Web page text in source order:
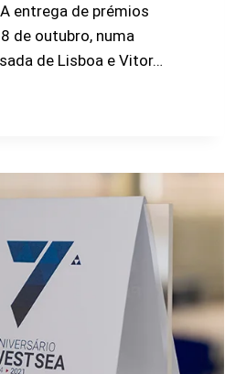
entrega de prémios
de outubro, numa
de Lisboa e Vitor…